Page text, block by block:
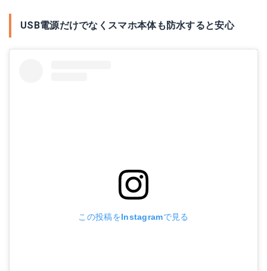
USB電源だけでなくスマホ本体も防水すると安心
この投稿をInstagramで見る